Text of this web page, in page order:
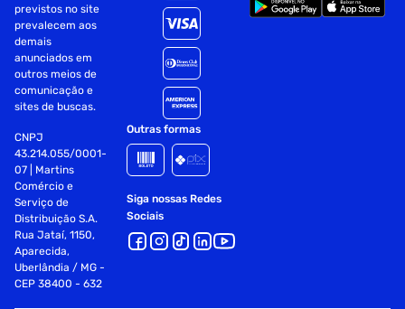
previstos no site
prevalecem aos
demais
anunciados em
outros meios de
comunicação e
sites de buscas.
CNPJ
43.214.055/0001-
07 | Martins
Comércio e
Serviço de
Distribuição S.A.
Rua Jataí, 1150,
Aparecida,
Uberlândia / MG -
CEP 38400 - 632
Outras formas
Siga nossas Redes
Sociais